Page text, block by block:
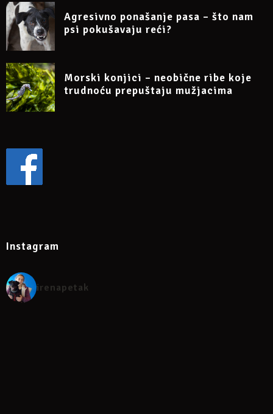
Agresivno ponašanje pasa – što nam
psi pokušavaju reći?
Morski konjici – neobične ribe koje
trudnoću prepuštaju mužjacima
Instagram
irenapetak